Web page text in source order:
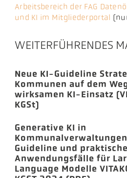
Arbeitsbereich der FAG
und KI im Mitgliederportal
WEITERFÜHRENDES
Neue KI-Guideline
Kommunen auf dem
wirksamen KI-Einsatz
KGSt)
Generative KI in
Guideline und praktische
Anwendungsfälle für
Language Modelle